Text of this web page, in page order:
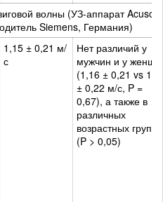
волны (УЗ-аппарат Acuson
Siemens, Германия)
1,15 ± 0,21 м/
с
Нет различий у
мужчин и у
(1,16 ± 0,21 vs
± 0,22 м/с, P =
0,67), а также в
различных
возрастных
(P > 0,05)